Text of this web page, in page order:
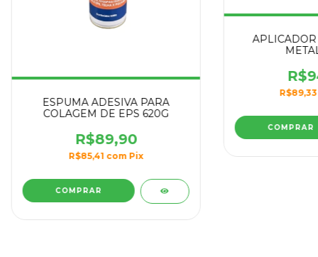
ESPUMA ADESIVA PARA
COLAGEM DE EPS 620G
R$89,90
R$85,41 com Pix